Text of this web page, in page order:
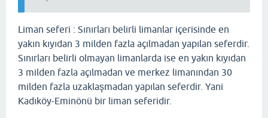
Liman seferi : Sınırları belirli limanlar içerisinde en
yakın kıyıdan 3 milden fazla açılmadan yapılan seferdir.
Sınırları belirli olmayan limanlarda ise en yakın kıyıdan
3 milden fazla açılmadan ve merkez limanından 30
milden fazla uzaklaşmadan yapılan seferdir. Yani
Kadıköy-Eminönü bir liman seferidir.